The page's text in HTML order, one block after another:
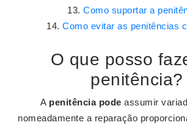
Como suportar a
Como evitar as penitências
O que posso
penitência?
A penitência pode assumir
nomeadamente a reparação